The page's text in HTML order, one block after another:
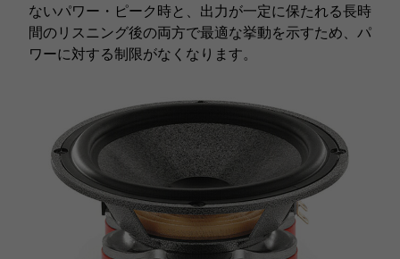
ないパワー・ピーク時と、出力が一定に保たれる長時
間のリスニング後の両方で最適な挙動を示すため、パ
ワーに対する制限がなくなります。